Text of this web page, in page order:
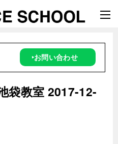
‣お問い合わせ
袋教室 2017-12-